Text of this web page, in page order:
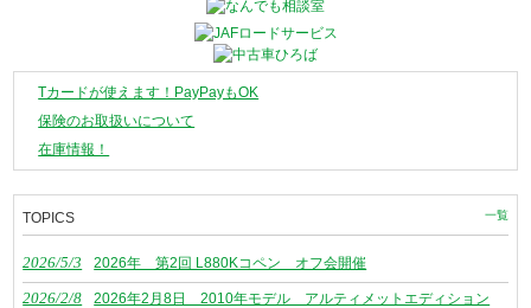
Tカードが使えます！PayPayもOK
保険のお取扱いについて
在庫情報！
TOPICS 一覧
2026/5/3 2026年 第2回 L880Kコペン オフ会開催
2026/2/8
2026年2月8日 2010年モデル アルティメットエディション